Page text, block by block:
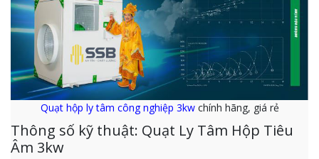
Quạt hộp ly tâm công nghiệp 3kwchính hãng, giá rẻ
Thông số kỹ thuật: Quạt Ly Tâm Hộp Tiêu
Âm 3kw